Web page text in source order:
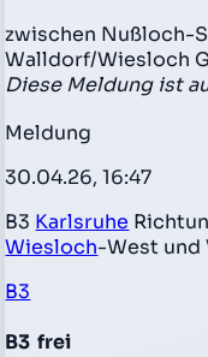
zwischen Nußloch-
Walldorf/Wiesloch
Diese Meldung ist
Meldung
30.04.26, 16:47
B3 Karlsruhe
Wiesloch-West und
B3
B3 frei